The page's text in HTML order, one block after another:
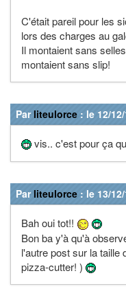
C'était pareil pour les
lors des charges au
Il montaient sans
montaient sans slip!
Par liteulorce : le 12/
vis.. c'est pour ça
Par liteulorce : le 13/
Bah oui tot!!
Bon ba y'à qu'à
l'autre post sur la taille
pizza-cutter! )